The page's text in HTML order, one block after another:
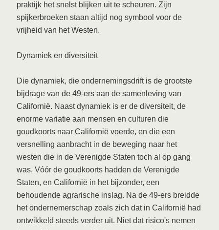
praktijk het snelst blijken uit te scheuren. Zijn
spijkerbroeken staan altijd nog symbool voor de
vrijheid van het Westen.
Dynamiek en diversiteit
Die dynamiek, die ondernemingsdrift is de grootste
bijdrage van de 49-ers aan de samenleving van
Californië. Naast dynamiek is er de diversiteit, de
enorme variatie aan mensen en culturen die
goudkoorts naar Californië voerde, en die een
versnelling aanbracht in de beweging naar het
westen die in de Verenigde Staten toch al op gang
was. Vóór de goudkoorts hadden de Verenigde
Staten, en Californië in het bijzonder, een
behoudende agrarische inslag. Na de 49-ers breidde
het ondernemerschap zoals zich dat in Californië had
ontwikkeld steeds verder uit. Niet dat risico's nemen